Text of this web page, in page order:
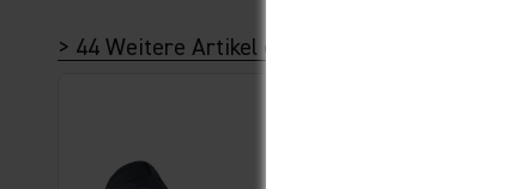
> 44 Weitere Artikel dieser Kategorie